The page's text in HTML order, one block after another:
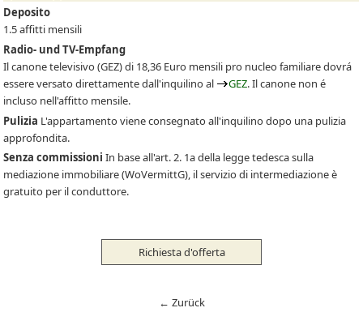
Deposito
1.5 affitti mensili
Radio- und TV-Empfang
Il canone televisivo(GEZ)di 18,36 Euro mensili pro nucleo familiare dovrá
essere versato direttamente dall'inquilino al
GEZ. Il canone non é
incluso nell'affitto mensile.
Pulizia L'appartamento viene consegnato all'inquilino dopo una pulizia
approfondita.
Senza commissioni In base all'art. 2. 1a della legge tedesca sulla
mediazione immobiliare (WoVermittG), il servizio di intermediazione è
gratuito per il conduttore.
Richiesta d'offerta
← Zurück